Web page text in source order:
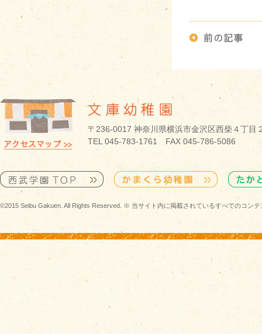
〒236-0017 神奈川県横浜市金沢区西柴４丁
TEL 045-783-1761 FAX 045-786-5086
©2015 Seibu Gakuen. All Rights Reserved. ※ 当サイト内に掲載されているすべてのコン